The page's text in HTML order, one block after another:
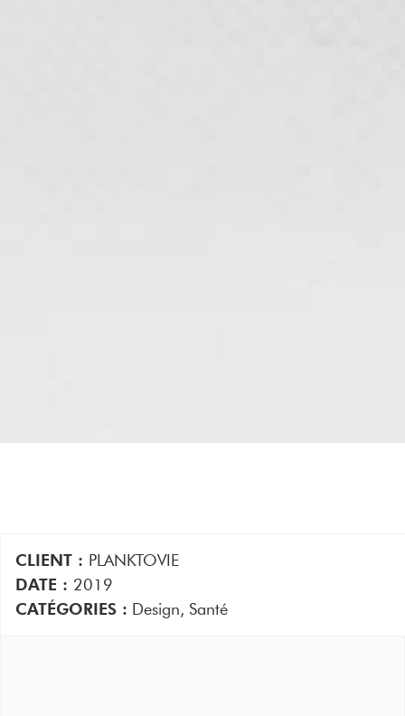
CLIENT : PLANKTOVIE
DATE : 2019
CATÉGORIES : Design, Santé